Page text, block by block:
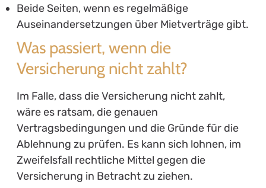
Beide Seiten, wenn es regelmäßige
Auseinandersetzungen über Mietverträge gibt.
Was passiert, wenn die
Versicherung nicht zahlt?
Im Falle, dass die Versicherung nicht zahlt,
wäre es ratsam, die genauen
Vertragsbedingungen und die Gründe für die
Ablehnung zu prüfen. Es kann sich lohnen, im
Zweifelsfall rechtliche Mittel gegen die
Versicherung in Betracht zu ziehen.